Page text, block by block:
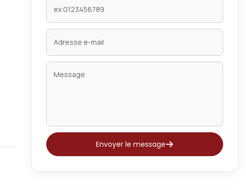
Envoyer le message